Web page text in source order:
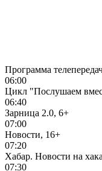
Программа
06:00
Цикл "Послушаем
06:40
Зарница 2.0, 6+
07:00
Новости, 16+
07:20
Хабар. Новости на
07:30